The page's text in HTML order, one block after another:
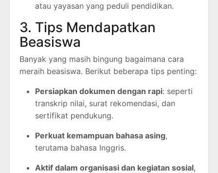
atau yayasan yang peduli pendidikan.
3. Tips Mendapatkan
Beasiswa
Banyak yang masih bingung bagaimana cara
meraih beasiswa. Berikut beberapa tips penting:
Persiapkan dokumen dengan rapi: seperti
transkrip nilai, surat rekomendasi, dan
sertifikat pendukung.
Perkuat kemampuan bahasa asing,
terutama bahasa Inggris.
Aktif dalam organisasi dan kegiatan sosial,